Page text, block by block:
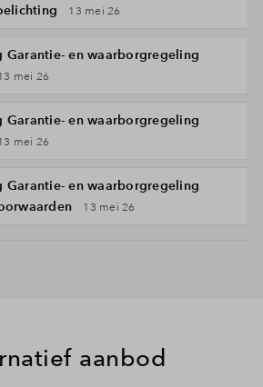
13 mei 26
Garantie- en waarborgregeling
mei 26
Garantie- en waarborgregeling
mei 26
Garantie- en waarborgregeling
13 mei 26
aanbod